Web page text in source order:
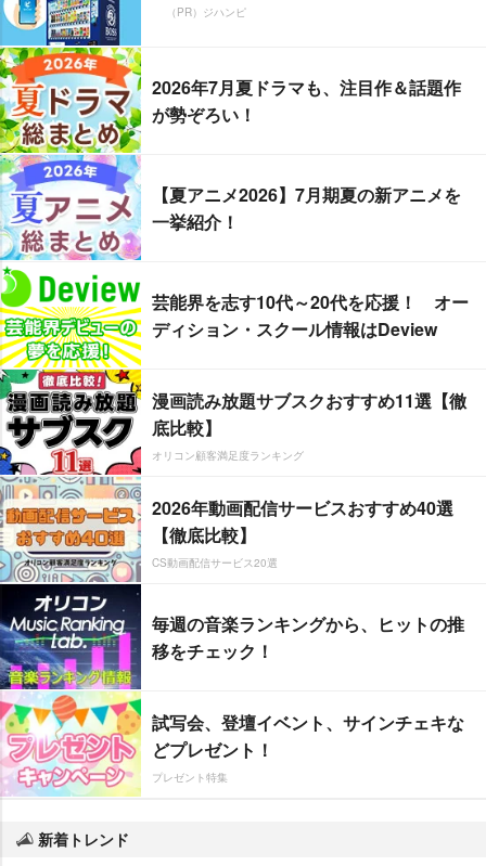
（PR）ジハンピ
2026年7月夏ドラマも、注目作＆話題作
が勢ぞろい！
【夏アニメ2026】7月期夏の新アニメを
一挙紹介！
芸能界を志す10代～20代を応援！ オー
ディション・スクール情報はDeview
漫画読み放題サブスクおすすめ11選【徹
底比較】
オリコン顧客満足度ランキング
2026年動画配信サービスおすすめ40選
【徹底比較】
CS動画配信サービス20選
毎週の音楽ランキングから、ヒットの推
移をチェック！
試写会、登壇イベント、サインチェキな
どプレゼント！
プレゼント特集
新着トレンド